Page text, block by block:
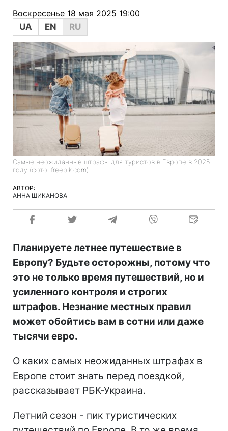
Воскресенье 18 мая 2025 19:00
UA
EN RU
Самые неожиданные штрафы для туристов в Европе в 2025
году (фото: freepik.com)
АВТОР:
АННА ШИКАНОВА
Планируете летнее путешествие в
Европу? Будьте осторожны, потому что
это не только время путешествий, но и
усиленного контроля и строгих
штрафов. Незнание местных правил
может обойтись вам в сотни или даже
тысячи евро.
О каких самых неожиданных штрафах в
Европе стоит знать перед поездкой,
рассказывает РБК-Украина.
Летний сезон - пик туристических